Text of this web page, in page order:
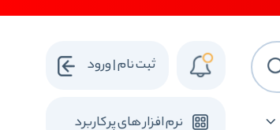
نرم افزار های پرکاربرد
ثبت نام | ورود